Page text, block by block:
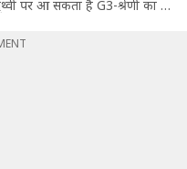
सकता है G3-श्रेणी का सौर तूफान, जानिए क्या है खतरा